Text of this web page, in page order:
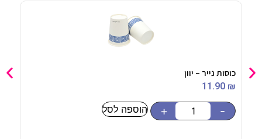
כוסות נייר – יוון
11.90 ₪
-
+ הוספה לסל
בלון